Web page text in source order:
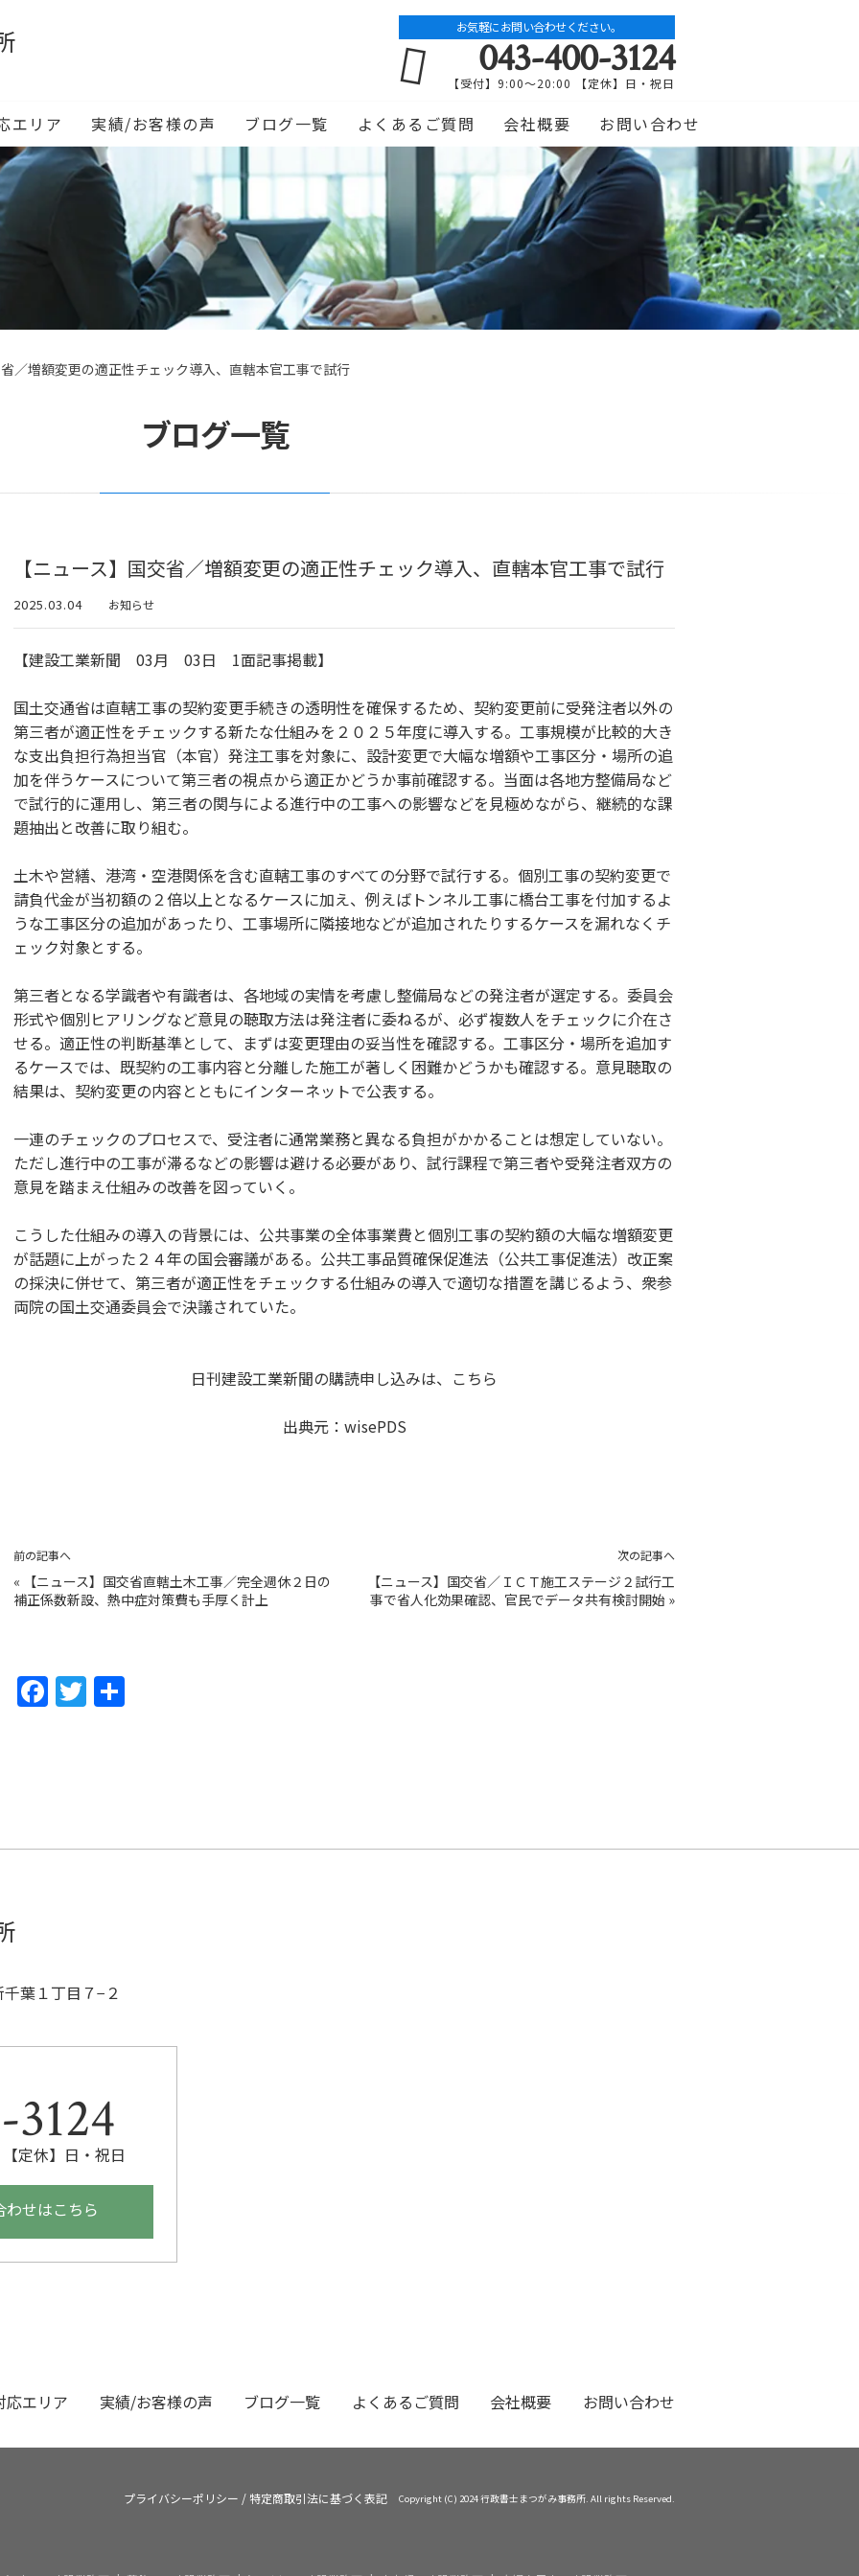
お気軽にお問い合わせください。
043-400-3124
【受付】9:00～20:00 【定休】日・祝日
エリア 実績/お客様の声 ブログ一覧 よくあるご質問 会社概要 お問い合わせ
／増額変更の適正性チェック導入、直轄本官工事で試行
ブログ一覧
【ニュース】国交省／増額変更の適正性チェック導入、直轄本官工事で試行
2025.03.04 お知らせ
【建設工業新聞 03月 03日 1面記事掲載】
国土交通省は直轄工事の契約変更手続きの透明性を確保するため、契約変更前に受発注者以外の
第三者が適正性をチェックする新たな仕組みを２０２５年度に導入する。工事規模が比較的大き
な支出負担行為担当官（本官）発注工事を対象に、設計変更で大幅な増額や工事区分・場所の追
加を伴うケースについて第三者の視点から適正かどうか事前確認する。当面は各地方整備局など
で試行的に運用し、第三者の関与による進行中の工事への影響などを見極めながら、継続的な課
題抽出と改善に取り組む。
土木や営繕、港湾・空港関係を含む直轄工事のすべての分野で試行する。個別工事の契約変更で
請負代金が当初額の２倍以上となるケースに加え、例えばトンネル工事に橋台工事を付加するよ
うな工事区分の追加があったり、工事場所に隣接地などが追加されたりするケースを漏れなくチ
ェック対象とする。
第三者となる学識者や有識者は、各地域の実情を考慮し整備局などの発注者が選定する。委員会
形式や個別ヒアリングなど意見の聴取方法は発注者に委ねるが、必ず複数人をチェックに介在さ
せる。適正性の判断基準として、まずは変更理由の妥当性を確認する。工事区分・場所を追加す
るケースでは、既契約の工事内容と分離した施工が著しく困難かどうかも確認する。意見聴取の
結果は、契約変更の内容とともにインターネットで公表する。
一連のチェックのプロセスで、受注者に通常業務と異なる負担がかかることは想定していない。
ただし進行中の工事が滞るなどの影響は避ける必要があり、試行課程で第三者や受発注者双方の
意見を踏まえ仕組みの改善を図っていく。
こうした仕組みの導入の背景には、公共事業の全体事業費と個別工事の契約額の大幅な増額変更
が話題に上がった２４年の国会審議がある。公共工事品質確保促進法（公共工事促進法）改正案
の採決に併せて、第三者が適正性をチェックする仕組みの導入で適切な措置を講じるよう、衆参
両院の国土交通委員会で決議されていた。
日刊建設工業新聞の購読申し込みは、 こちら
出典元： wisePDS
前の記事へ
«
【ニュース】国交省直轄土木工事／完全週休２日の
補正係数新設、熱中症対策費も手厚く計上
次の記事へ
【ニュース】国交省／ＩＣＴ施工ステージ２試行工
事で省人化効果確認、官民でデータ共有検討開始 »
F
o
T
葉１丁目７−２
定休】日・祝日
せはこちら
応エリア 実績/お客様の声 ブログ一覧 よくあるご質問 会社概要 お問い合わせ
プライバシーポリシー /特定商取引法に基づく表記 Copyright (C) 2024 行政書士まつがみ事務所. All rights Reserved.